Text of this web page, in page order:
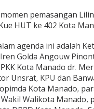
pemasangan
HUT ke 402 Kota
agenda ini adalah
Golda Angouw
Kota Manado dr.
Unsrat, KPU dan
Kota Manado,
Walikota Manado,